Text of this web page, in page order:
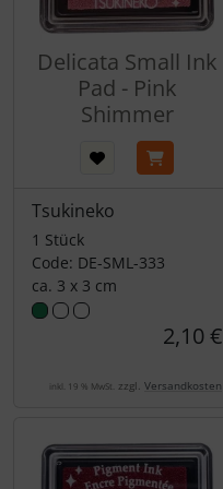
Delicata Small Ink
Pad - Pink
Shimmer
Tsukineko
1 Stück
Code: DE-SML-333
ca. 3 x 3 cm
2,10 €
inkl. 19 % MwSt. zzgl. Versandkosten